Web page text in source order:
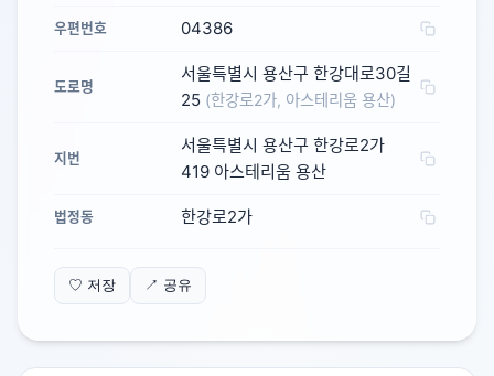
우편번호 04386
도로명
서울특별시 용산구 한강대로30길
25 (한강로2가, 아스테리움 용산)
지번
서울특별시 용산구 한강로2가
419 아스테리움 용산
법정동 한강로2가
♡ 저장 ↗ 공유